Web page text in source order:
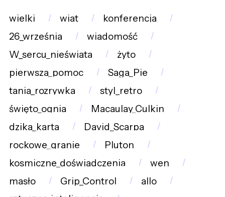
wielki wiat
konferencja
26_września
wiadomość
W_sercu_nieświata
żyto
pierwsza_pomoc
Saga_Pie
tania_rozrywka
styl_retro
święto_ognia
Macaulay_Culkin
dzika_karta
David_Scarpa
rockowe_granie
Pluton
kosmiczne_doświadczenia
wen
masło
Grip_Control
allo